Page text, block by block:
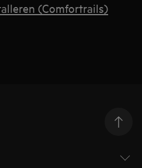
(Comfortrails)